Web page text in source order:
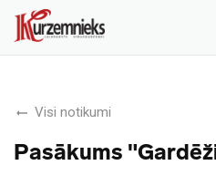
Visi notikumi
Pasākums